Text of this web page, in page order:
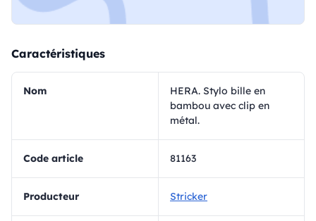
Caractéristiques
Nom
HERA. Stylo bille en
bambou avec clip en
métal.
Code article 81163
Producteur Stricker